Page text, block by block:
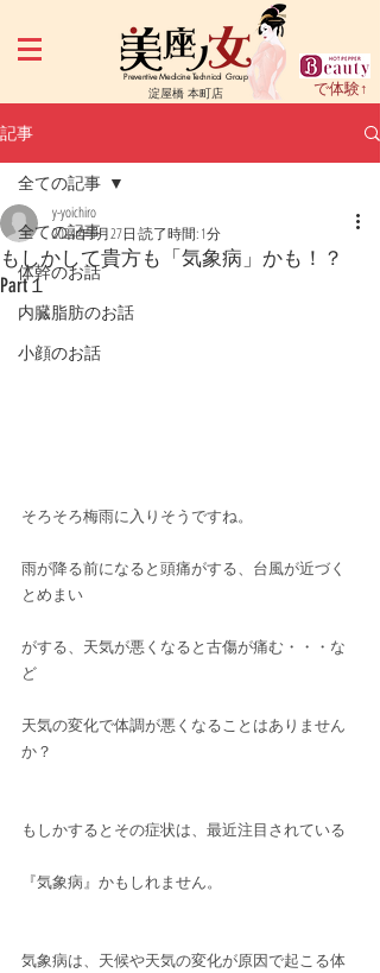
Preventive Medicine Technical Group
淀屋橋 本町店 で体験↑
記事
全ての記事
体幹のお話
内臓脂肪のお話
小顔のお話
全ての記事
もしかして貴方も「気象病」かも！？
Part１
y-yoichiro
2024年6月27日 読了時間: 1分
そろそろ梅雨に入りそうですね。
雨が降る前になると頭痛がする、台風が近づく
とめまい
がする、天気が悪くなると古傷が痛む・・・な
ど
天気の変化で体調が悪くなることはありません
か？
もしかするとその症状は、最近注目されている
『気象病』かもしれません。
気象病は、天候や天気の変化が原因で起こる体